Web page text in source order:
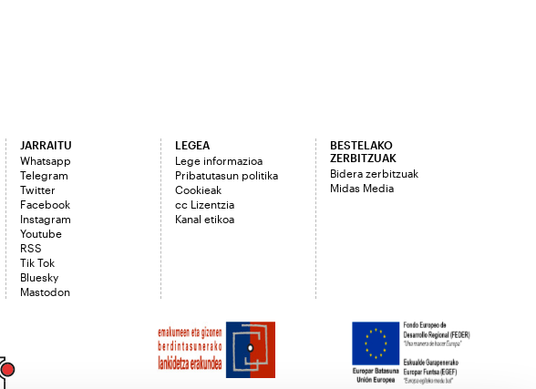
JARRAITU
Whatsapp
Telegram
Twitter
Facebook
Instagram
Youtube
RSS
Tik Tok
Bluesky
Mastodon
LEGEA
Lege informazioa
Pribatutasun politika
Cookieak
cc Lizentzia
Kanal etikoa
BESTELAKO
ZERBITZUAK
Bidera zerbitzuak
Midas Media